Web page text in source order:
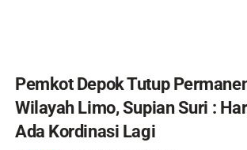
Pemkot Depok Tutup
Wilayah Limo, Supian Suri :
Ada Kordinasi Lagi